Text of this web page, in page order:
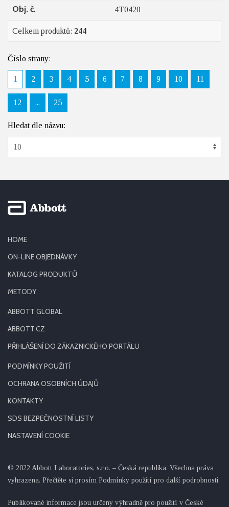
Obj. č. 4T0420
Celkem produktů: 244
Číslo strany:
1 2 3 4 5 6 7 8 9 10 11
12 ... 25
Hledat dle názvu:
HOME
ON-LINE OBJEDNÁVKY
KATALOG PRODUKTŮ
METODY
ABBOTT GLOBAL
ABBOTT.CZ
PŘIHLÁŠENÍ DO ZÁKAZNICKÉHO PORTÁLU
PODMÍNKY POUŽITÍ
OCHRANA OSOBNÍCH ÚDAJŮ
KONTAKTY
SDS BEZPEČNOSTNÍ LISTY
NASTAVENÍ COOKIE
© 2022 Abbott Laboratories, s.r.o. – Česká republika. Všechna práva
vyhrazena. Přečtěte si prosím Podmínky použití pro další podrobnosti.
Publikované informace jsou určeny výhradně pro použití v České